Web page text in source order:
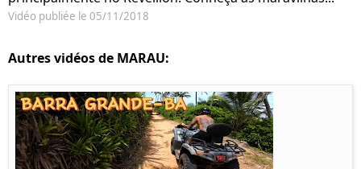
Vidéo publiée le 05/11/2018
Autres vidéos de MARAU: